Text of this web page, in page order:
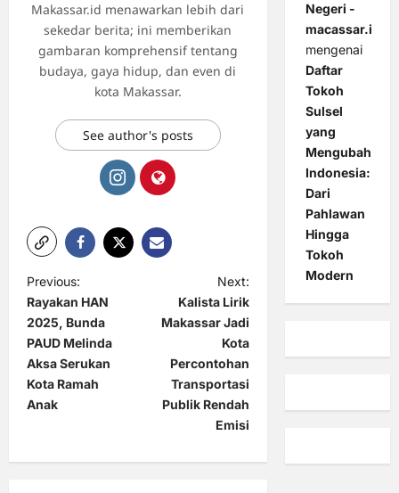
Makassar.id menawarkan lebih dari
sekedar berita; ini memberikan
gambaran komprehensif tentang
budaya, gaya hidup, dan even di
kota Makassar.
See author's posts
P
o
s
t
n
Previous:
Rayakan HAN
2025, Bunda
PAUD Melinda
Aksa Serukan
Kota Ramah
Anak
Next:
Kalista Lirik
Makassar Jadi
Kota
Percontohan
Transportasi
Publik Rendah
Emisi
Negeri -
macassar.id
mengenai
Daftar
Tokoh
Sulsel
yang
Mengubah
Indonesia:
Dari
Pahlawan
Hingga
Tokoh
Modern